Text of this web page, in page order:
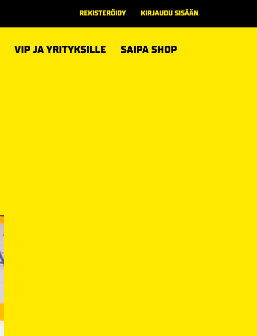
REKISTERÖIDY KIRJAUDU SISÄÄN
VIP JA YRITYKSILLE SAIPA SHOP